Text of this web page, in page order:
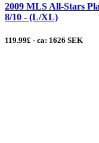
2009 MLS All-Stars
8/10 - (L/XL)
119.99£ - ca: 1626 SEK